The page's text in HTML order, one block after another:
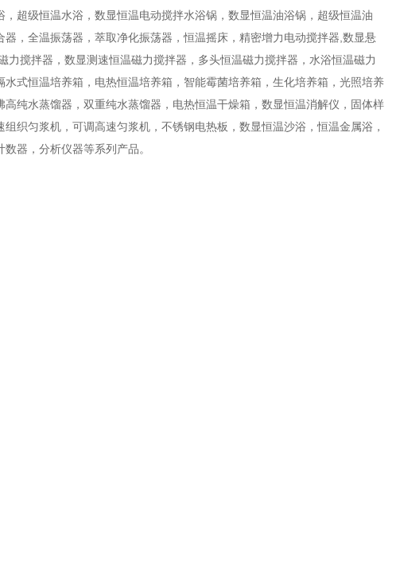
超级恒温水浴，数显恒温电动搅拌水浴锅，数显恒温油浴锅，超级恒温油
，全温振荡器，萃取净化振荡器，恒温摇床，精密增力电动搅拌器,数显悬
搅拌器，数显测速恒温磁力搅拌器，多头恒温磁力搅拌器，水浴恒温磁力
式恒温培养箱，电热恒温培养箱，智能霉菌培养箱，生化培养箱，光照培养
纯水蒸馏器，双重纯水蒸馏器，电热恒温干燥箱，数显恒温消解仪，固体样
织匀浆机，可调高速匀浆机，不锈钢电热板，数显恒温沙浴，恒温金属浴，
器，分析仪器等系列产品。